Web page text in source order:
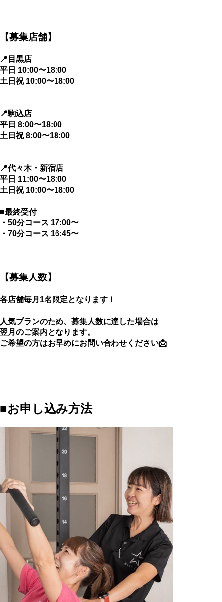
【募集店舗】
📍目黒店
平日 10:00〜18:00
土日祝 10:00〜18:00
📍駒込店
平日 8:00〜18:00
土日祝 8:00〜18:00
📍代々木・新宿店
平日 11:00〜18:00
土日祝 10:00〜18:00
■最終受付
・50分コース 17:00〜
・70分コース 16:45〜
【募集人数】
各店舗毎月1名限定となります！
人気プランのため、募集人数に達した場合は
翌月のご案内となります。
ご希望の方はお早めにお問い合わせください📩
■お申し込み方法